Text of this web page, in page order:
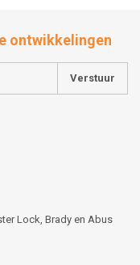
ontwikkelingen
Verstuur
Lock, Brady en Abus